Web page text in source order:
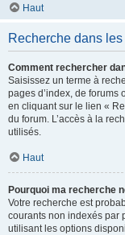
Haut
Recherche dans
Comment rechercher
Saisissez un terme à
pages d’index, de forums
en cliquant sur le lien «
du forum. L’accès à la
utilisés.
Haut
Pourquoi ma recherche
Votre recherche est
courants non indexés par
utilisant les options